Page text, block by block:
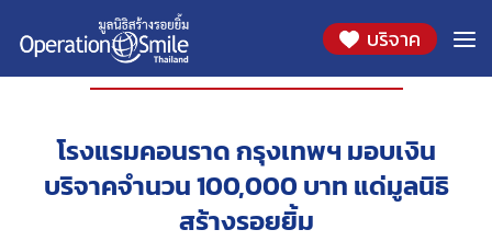
บริจาค
องค์กรที่ร่วมสนับสนุน
โรงแรมคอนราด กรุงเทพฯ มอบเงิน
บริจาคจำนวน 100,000 บาท แด่มูลนิธิ
สร้างรอยยิ้ม